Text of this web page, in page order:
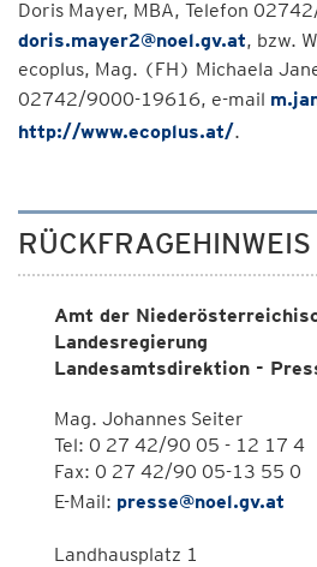
Doris Mayer, MBA, Telefon
doris.mayer2@noel.gv.at, bzw.
ecoplus, Mag. (FH) Michaela
02742/9000-19616, e-mail
http://www.ecoplus.at/.
RÜCKFRAGEHINWEIS
Amt der
Landesregierung
Landesamtsdirektion -
Mag. Johannes Seiter
Tel: 0 27 42/90 05 - 12 17 4
Fax: 0 27 42/90 05-13 55 0
E-Mail: presse@noel.gv.at
Landhausplatz 1